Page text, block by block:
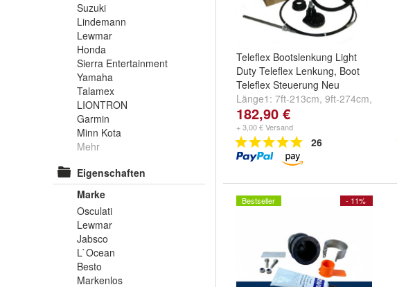
Suzuki
Lindemann
Lewmar
Honda
Sierra Entertainment
Yamaha
Talamex
LIONTRON
Garmin
Minn Kota
Mehr
Eigenschaften
Marke
Osculati
Lewmar
Jabsco
L`Ocean
Besto
Markenlos
Teleflex Bootslenkung Light
Duty Teleflex Lenkung, Boot
Teleflex Steuerung Neu
Länge1: 7ft-213cm, 9ft-274cm,
10ft-305cmund
182,90 €
+ 3,00 € Versand
26
- 11%
Bestseller